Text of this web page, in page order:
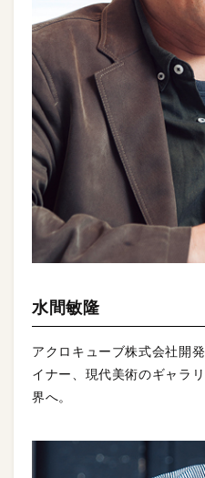
水間敏隆
アクロキューブ株式会社開
イナー、現代美術のギャラ
界へ。